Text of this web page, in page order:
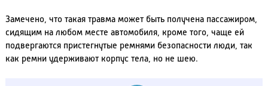
Замечено, что такая травма может быть получена пассажиром,
сидящим на любом месте автомобиля, кроме того, чаще ей
подвергаются пристегнутые ремнями безопасности люди, так
как ремни удерживают корпус тела, но не шею.